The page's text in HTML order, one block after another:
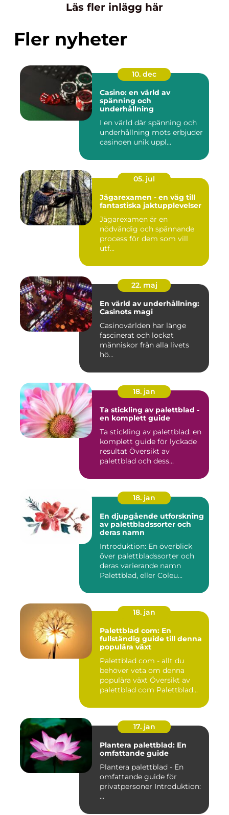
Läs fler inlägg här
Fler nyheter
10. dec
Casino: en värld av
spänning och
underhållning
I en värld där spänning och
underhållning möts erbjuder
casinoen unik uppl...
05. jul
Jägarexamen - en väg till
fantastiska jaktupplevelser
Jägarexamen är en
nödvändig och spännande
process för dem som vill
utf...
22. maj
En värld av underhållning:
Casinots magi
Casinovärlden har länge
fascinerat och lockat
människor från alla livets
hö...
18. jan
Ta stickling av palettblad -
en komplett guide
Ta stickling av palettblad: en
komplett guide för lyckade
resultat Översikt av
palettblad och dess...
18. jan
En djupgående utforskning
av palettbladssorter och
deras namn
Introduktion: En överblick
över palettbladssorter och
deras varierande namn
Palettblad, eller Coleu...
18. jan
Palettblad com: En
fullständig guide till denna
populära växt
Palettblad com - allt du
behöver veta om denna
populära växt Översikt av
palettblad com Palettblad...
17. jan
Plantera palettblad: En
omfattande guide
Plantera palettblad - En
omfattande guide för
privatpersoner Introduktion:
...